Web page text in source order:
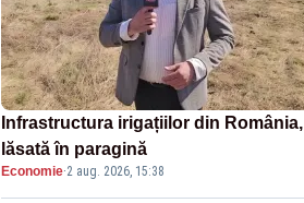
Infrastructura irigațiilor din România,
lăsată în paragină
Economie·2 aug. 2026, 15:38